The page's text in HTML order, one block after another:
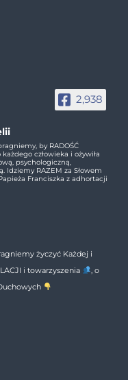
2,938
by RADOŚĆ
człowieka i ożywiła
psychologiczną,
Idziemy RAZEM za Słowem
Franciszka z adhortacji
życzyć Każdej i
i towarzyszenia
, o